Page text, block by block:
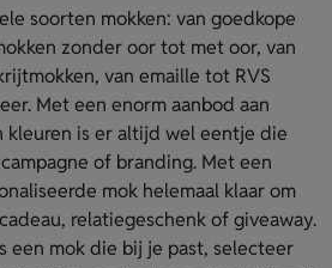
soorten mokken: van goedkope
zonder oor tot met oor, van
van emaille tot RVS
Met een enorm aanbod aan
kleuren is er altijd wel eentje die
of branding. Met een
mok helemaal klaar om
relatiegeschenk of giveaway.
een mok die bij je past, selecteer